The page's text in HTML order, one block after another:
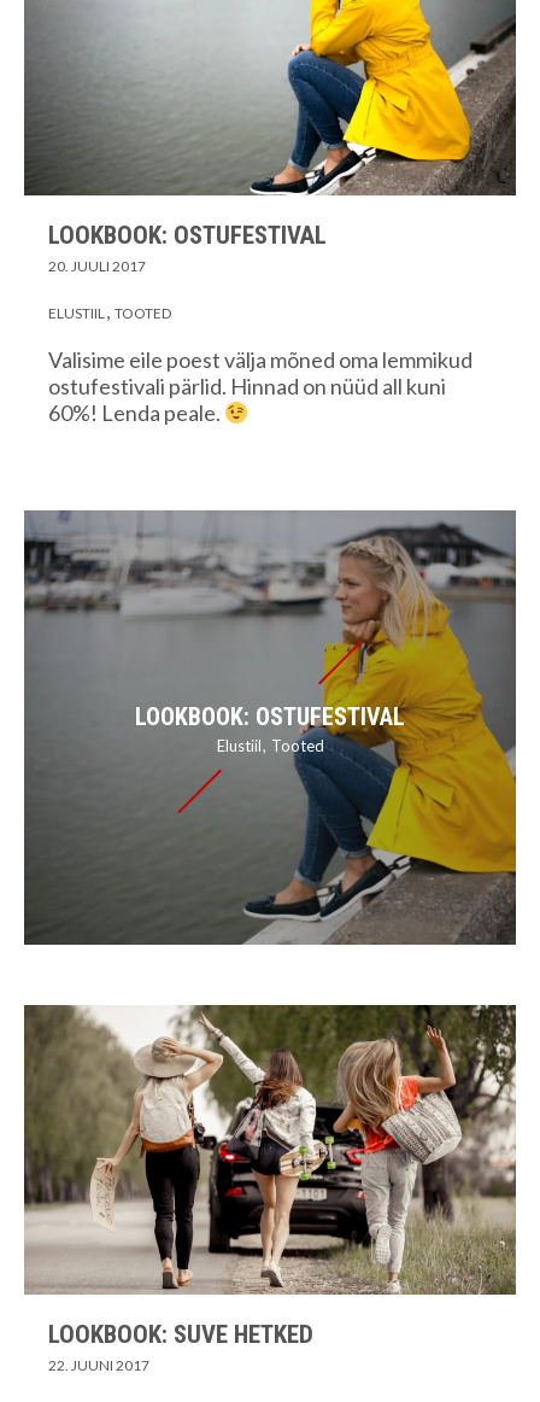
LOOKBOOK: OSTUFESTIVAL
20. JUULI 2017
ELUSTIIL TOOTED
Valisime eile poest välja mõned oma lemmikud
ostufestivali pärlid. Hinnad on nüüd all kuni
60%! Lenda peale.
LOOKBOOK: OSTUFESTIVAL
Elustiil Tooted
LOOKBOOK: SUVE HETKED
22. JUUNI 2017